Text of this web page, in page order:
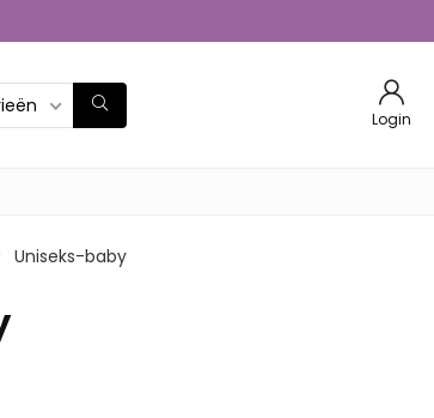
Login
‎Uniseks-baby